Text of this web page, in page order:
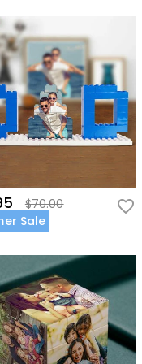
$70.00
Sale